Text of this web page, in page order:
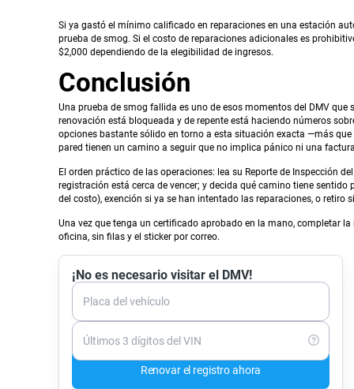
Si ya gastó el mínimo calificado en reparaciones en una estación
prueba de smog. Si el costo de reparaciones adicionales es
$2,000 dependiendo de la elegibilidad de ingresos.
Conclusión
Una prueba de smog fallida es uno de esos momentos del DMV que
renovación está bloqueada y de repente está haciendo números
opciones bastante sólido en torno a esta situación exacta —más
pared tienen un camino a seguir que no implica pánico ni una
El orden práctico de las operaciones: lea su Reporte de Inspección
registración está cerca de vencer; y decida qué camino tiene
del costo), exención si ya se han intentado las reparaciones, o retiro
Una vez que tenga un certificado aprobado en la mano, completar
oficina, sin filas y el sticker por correo.
¡No es necesario visitar el DMV!
Placa del vehículo
Últimos 3 dígitos del VIN
Renovar el registro ahora